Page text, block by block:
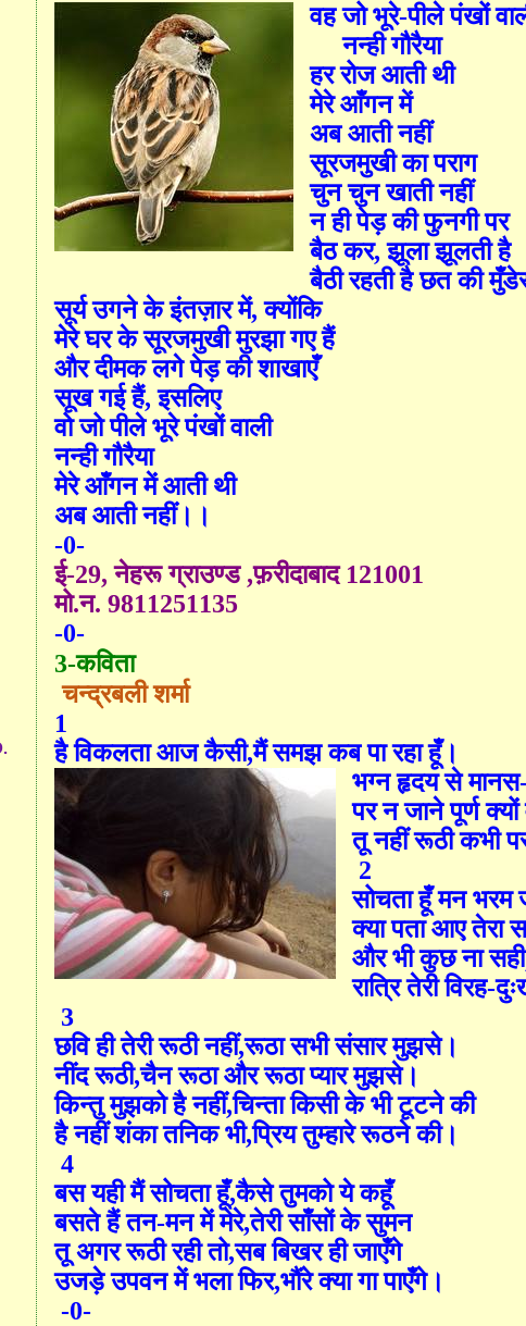
वह जो भूरे-पीले पंखों
नन्ही गौरैया
हर रोज आती थी
मेरे आँगन में
अब आती नहीं
सूरजमुखी का पराग
चुन चुन खाती नहीं
न ही पेड़ की फुनगी पर
बैठ कर,झूला झूलती है
बैठी रहती है छत की
सूर्य उगने के इंतज़ार में,क्योंकि
मेरे घर के सूरजमुखी मुरझा गए हैं
और दीमक लगे पेड़ की शाखाएँ
सूख गई हैं,इसलिए
वो जो पीले भूरे पंखों वाली
नन्ही गौरैया
मेरे आँगन में आती थी
अब आती नहीं।।
-0-
ई-29,नेहरू ग्राउण्ड ,फ़रीदाबाद 121001
मो.न. 9811251135
-0-
3-कविता
चन्द्रबली शर्मा
1
है विकलता आज कैसी,मैं समझ कब पा रहा हूँ।
भग्न हृदय से मानस
पर न जाने पूर्ण
तू नहीं रूठी कभी
2
सोचता हूँ मन भरम
क्या पता आए
और भी कुछ ना सही
रात्रि तेरी विरह-
3
छवि ही तेरी रूठी नहीं,रूठा सभी संसार मुझसे।
नींद रूठी,चैन रूठा और रूठा प्यार मुझसे।
किन्तु मुझको है नहीं,चिन्ता किसी के भी टूटने की
है नहीं शंका तनिक भी,प्रिय तुम्हारे रूठने की।
4
बस यही मैं सोचता हूँ,कैसे तुमको ये कहूँ
बसते हैं तन-मन में मेरे,तेरी साँसों के सुमन
तू अगर रूठी रही तो,सब बिखर ही जाएँगे
उजड़े उपवन में भला फिर,भौंरे क्या गा पाएँगे।
-0-